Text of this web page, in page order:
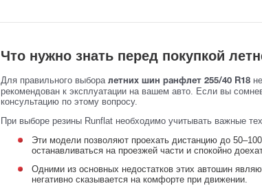
Что нужно знать перед покупкой
Для правильного выбора летних шин ранфлет 255/40 R18
рекомендован к эксплуатации на вашем авто. Если вы
консультацию по этому вопросу.
При выборе резины Runflat необходимо учитывать важные
Эти модели позволяют проехать дистанцию до
останавливаться на проезжей части и спокойно
Одними из основных недостатков этих автошин
негативно сказывается на комфорте при движении.